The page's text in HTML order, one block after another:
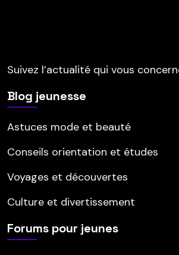
Suivez l’actualité qui vous
Blog jeunesse
Astuces mode et beauté
Conseils orientation et études
Voyages et découvertes
Culture et divertissement
Forums pour jeunes